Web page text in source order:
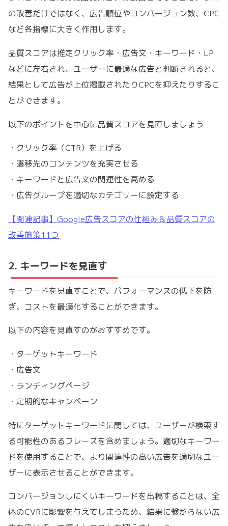
の改善だけではなく、広告順位やコンバージョン数、CPC
など各指標に大きく作用します。
品質スコアは推定クリック率・広告文・キーワード・LP
などに左右され、ユーザーに最適な広告と判断されると、
結果として広告が上位掲載されたりCPCを抑えたりするこ
とができます。
以下のポイントを中心に品質スコアを見直しましょう
・クリック率（CTR）を上げる
・遷移先のコンテンツを充実させる
・キーワードと広告文の関連性を高める
・広告グループを適切なカテゴリーに設定する
【関連記事】Google広告スコアの仕組み＆品質スコアの
改善施策11つ
2. キーワードを見直す
キーワードを見直すことで、パフォーマンスの低下を防
ぎ、コストを最適化することができます。
以下の内容を見直すのがおすすめです。
・ターゲットキーワード
・広告文
・ランディングページ
・定期的なキャンペーン
特にターゲットキーワードに関しては、ユーザーが検索す
る可能性のあるフレーズを含めましょう。適切なキーワー
ドを使用することで、より関連性の高い広告を適切なユー
ザーに表示させることができます。
コンバージョンしにくいキーワードを出稿することは、全
体のCVRに影響を与えてしまうため、結果に繋がらない広